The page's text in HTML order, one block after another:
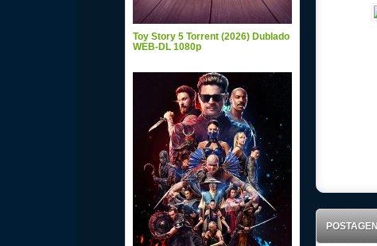
Toy Story 5 Torrent (2026) Dublado
WEB-DL 1080p